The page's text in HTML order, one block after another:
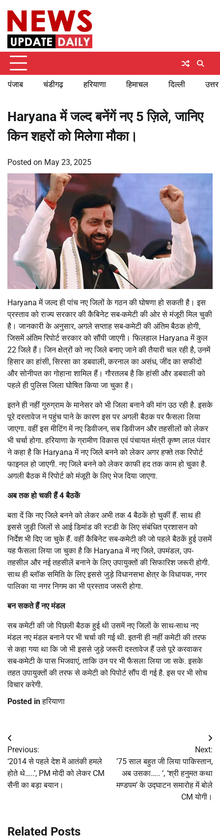
content
पंजाब चंडीगढ़ हरियाणा हिमाचल दिल्ली
Haryana में जल्द बनेंगें नए 5 ज़िले, जानिए
किन शहरों को मिलेगा मौका।
Posted on May 23, 2025
Haryana में जल्द ही पांच नए जिलों के गठन की घोषणा हो सकती है। इस
प्रस्ताव को राज्य सरकार की कैबिनेट सब-कमेटी की ओर से मंजूरी मिल चुकी
है। जानकारी के अनुसार, अगले सप्ताह सब-कमेटी की अंतिम बैठक होगी,
जिसमें अंतिम रिपोर्ट सरकार को सौंपी जाएगी। फिलहाल Haryana में कुल
22 जिले हैं। जिन क्षेत्रों को नए जिले बनाए जाने की तैयारी चल रही है, उनमें
हिसार का हांसी, सिरसा का डबवाली, करनाल का असंध, जींद का सफीदों
और सोनीपत का गोहाना शामिल हैं। गौरतलब है कि हांसी और डबवाली को
पहले ही पुलिस जिला घोषित किया जा चुका है।
इतने ही नहीं गुरुग्राम के मानेसर को भी जिला बनाने की मांग उठ रही है. इसके
पूरे दस्तावेज न पहुंच पाने के कारण इस पर अगली बैठक पर फैसला लिया
जाएगा. वहीं इस मीटिंग में नए डिवीजन, सब डिवीजन और तहसीलों को लेकर
भी चर्चा होगा. हरियाणा के ग्रामीण विकास एवं पंचायत मंत्री कृष्ण लाल पंवार
ने कहा है कि Haryana में नए जिले बनने को लेकर अगर हफ्ते तक रिपोर्ट
फाइनल हो जाएगी. नए जिले बनने को लेकर काफी हद तक काम हो चुका है.
अगली बैठक में रिपोर्ट को मंजूरी के लिए भेज दिया जाएगा.
अब तक हो चकी हैं 4 बैठकें
बता दें कि नए जिले बनने को लेकर अभी तक 4 बैठकें हो चुकीं हैं. साथ ही
इससे जुड़ी जिलों से आई डिमांड की स्टडी के लिए संबंधित प्रशासन को
निर्देश भी दिए जा चुके हैं. वहीं कैबिनेट सब-कमेटी की जो पहले बैठकें हुई उसमें
यह फैसला लिया जा चुका है कि Haryana में नए जिले, उपमंडल, उप-
तहसील और नई तहसीलें बनाने के लिए उपायुक्तों की सिफारिश जरूरी होगी.
साथ ही ब्लॉक समिति के लिए इससे जुड़े विधानसभा क्षेत्र के विधायक, नगर
पालिका या नगर निगम का भी प्रस्ताव जरूरी होगा.
बन सकते हैं नए मंडल
सब कमेटी की जो पिछली बैठक हुई थी उसमें नए जिलों के साथ-साथ नए
मंडल नए मंडल बनाने पर भी चर्चा की गई थी. इतनी ही नहीं कमेटी की तरफ
से कहा गया था कि जो भी इससे जुड़े जरूरी दस्तावेज हैं उसे पूरे करवाकर
सब-कमेटी के पास भिजवाएं, ताकि उन पर भी फैसला लिया जा सके. इसके
तहत उपायुक्तों की तरफ से कमेटी को पिपोर्ट सौंप दी गई है. इस पर भी सोच
विचार करेगी.
Posted inहरियाणा
Post
navigation
Previous:
‘2014 से पहले देश में आतंकी हमले
होते थे…..’, PM मोदी को लेकर CM
सैनी का बड़ा बयान।
Next:
’75 साल बहुत जी लिया पाकिस्तान,
अब उसका….. ‘, ‘श्री हनुमत कथा
मण्डपम’ के उद्घाटन समारोह में बोले
CM योगी।
Related Posts